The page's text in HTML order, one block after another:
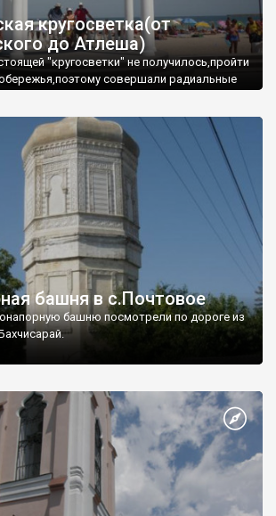
кругосветка(от
до Атлеша)
"кругосветки" не получилось,пройти
совершали радиальные
башня в с.Почтовое
башню посмотрели по дороге из